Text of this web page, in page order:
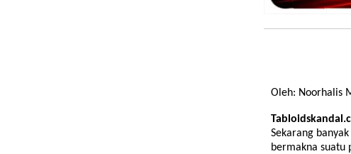
Oleh: Noorhalis
Sekarang
bermakna suatu